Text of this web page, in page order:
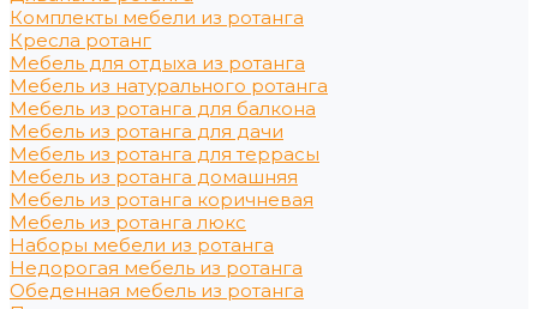
Комплекты мебели из ротанга
Кресла ротанг
Мебель для отдыха из ротанга
Мебель из натурального ротанга
Мебель из ротанга для балкона
Мебель из ротанга для дачи
Мебель из ротанга для террасы
Мебель из ротанга домашняя
Мебель из ротанга коричневая
Мебель из ротанга люкс
Наборы мебели из ротанга
Недорогая мебель из ротанга
Обеденная мебель из ротанга